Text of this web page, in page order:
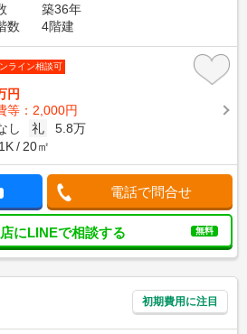
築36年
数
4階建
ライン相談可
円
等：2,000円
し 礼
5.8万
1K 20㎡
電話で問合せ
にLINEで相談する 無料
初期費用に注目